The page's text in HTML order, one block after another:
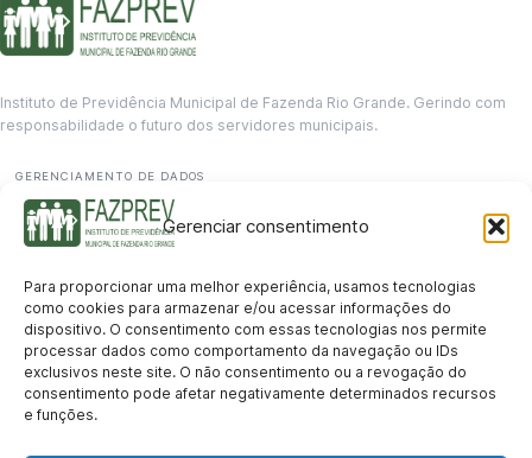
Gerenciar consentimento
Para proporcionar uma melhor experiência, usamos tecnologias
como cookies para armazenar e/ou acessar informações do
dispositivo. O consentimento com essas tecnologias nos permite
processar dados como comportamento da navegação ou IDs
exclusivos neste site. O não consentimento ou a revogação do
consentimento pode afetar negativamente determinados recursos
e funções.
Instituto de Previdência Municipal de Fazenda Rio Grande. Gerindo com
responsabilidade o futuro dos servidores municipais.
GERENCIAMENTO DE DADOS
Departamento de informação
contato@fazprev.pr.gov.br
(41) 3995-2146
Serviços
Aposentadoria Pensão por Morte Benefício por Invalidez Auxílio Doença
Holerite Online Protocolo Online
Transparência
Portal da Transparência